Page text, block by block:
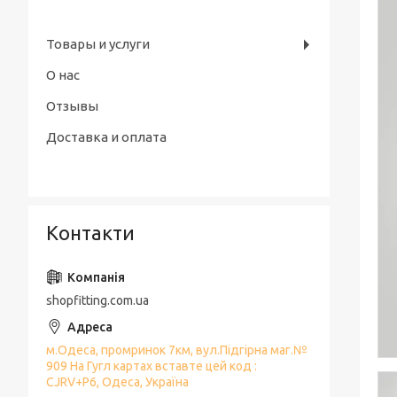
Товары и услуги
О нас
Отзывы
Доставка и оплата
Контакти
shopfitting.com.ua
м.Одеса, промринок 7км, вул.Підгірна маг.№
909 На Гугл картах вставте цей код :
CJRV+P6, Одеса, Україна